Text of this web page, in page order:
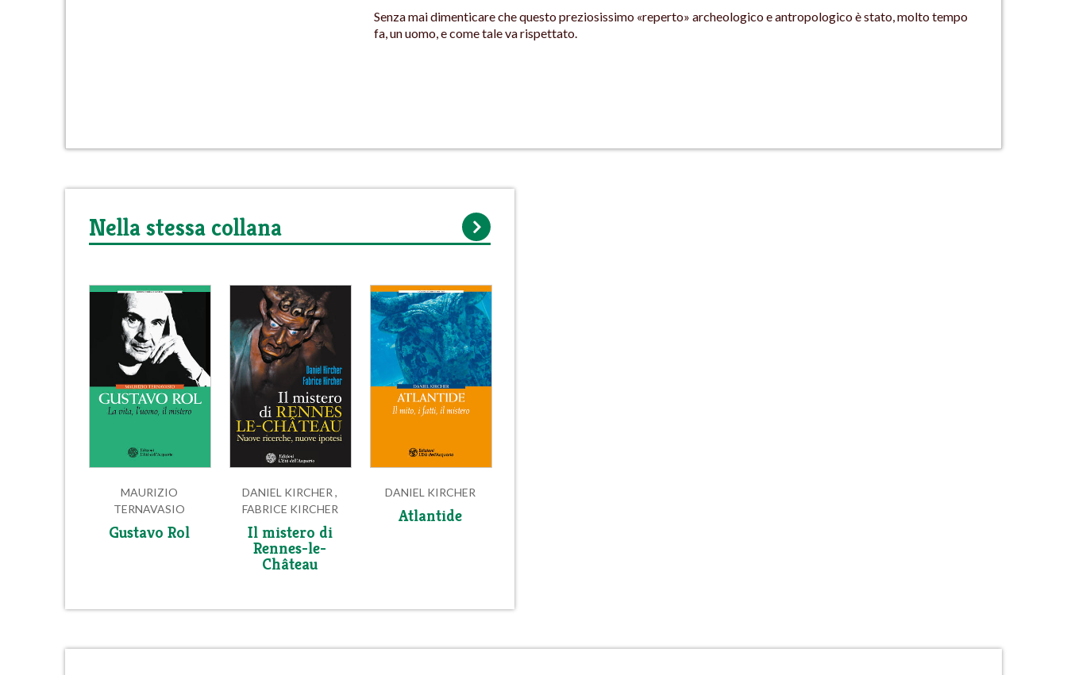
Senza mai dimenticare che questo preziosissimo «reperto» archeologico e antropologico è stato, molto tempo
fa, un uomo, e come tale va rispettato.
Nella stessa collana
MAURIZIO
TERNAVASIO
Gustavo Rol
DANIEL KIRCHER ,
FABRICE KIRCHER
Il mistero di
Rennes-le-
Château
DANIEL KIRCHER
Atlantide